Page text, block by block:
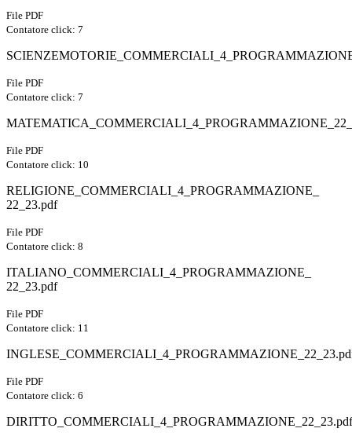
File PDF
Contatore click: 7
File PDF
Contatore click: 7
File PDF
Contatore click: 10
RELIGIONE_COMMERCIALI_4_PROGRAMMAZIONE_
22_23.pdf
File PDF
Contatore click: 8
ITALIANO_COMMERCIALI_4_PROGRAMMAZIONE_
22_23.pdf
File PDF
Contatore click: 11
File PDF
Contatore click: 6
DIRITTO_COMMERCIALI_4_PROGRAMMAZIONE_22_23.pdf